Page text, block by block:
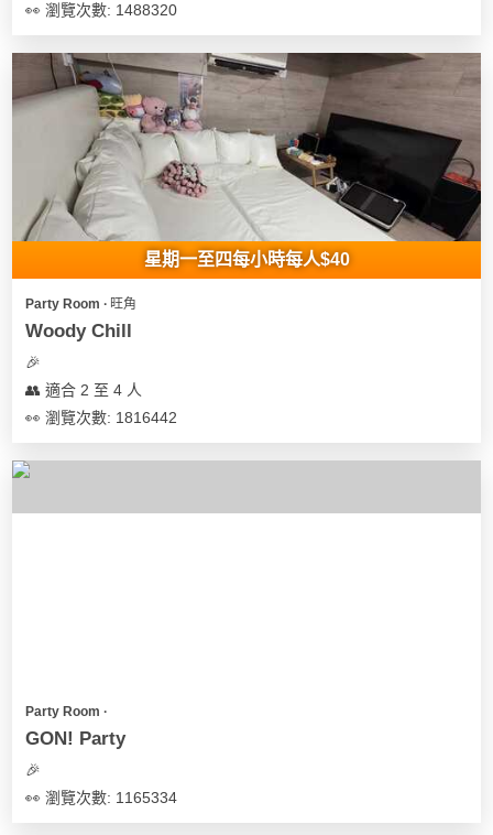
👀 瀏覽次數: 1488320
星期一至四每小時每人$40
Party Room ∙ 旺角
Woody Chill
🎉
👥 適合 2 至 4 人
👀 瀏覽次數: 1816442
Party Room ∙
GON! Party
🎉
👀 瀏覽次數: 1165334